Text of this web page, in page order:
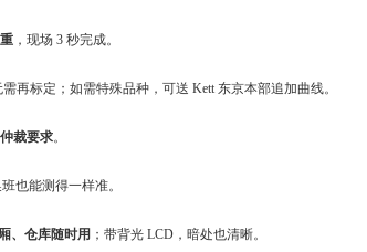
，现场 3 秒完成。
再标定；如需特殊品种，可送 Kett 东京本部追加曲线。
裁要求。
也能测得一样准。
、仓库随时用 ；带背光 LCD，暗处也清晰。